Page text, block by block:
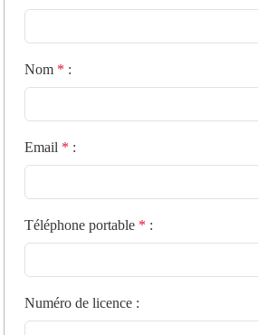
Nom * :
Email * :
Téléphone portable * :
Numéro de licence :